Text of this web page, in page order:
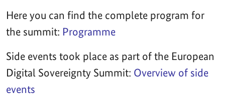
Here you can find the complete program for
the summit: Programme
Side events took place as part of the European
Digital Sovereignty Summit: Overview of side
events